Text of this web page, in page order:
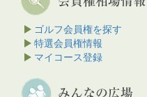
ゴルフ会員権を探す
特選会員権情報
マイコース登録